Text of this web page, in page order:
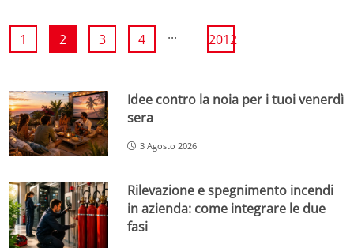
1 2 3 4 ... 2012
Idee contro la noia per i tuoi venerdì
sera
3 Agosto 2026
Rilevazione e spegnimento incendi
in azienda: come integrare le due
fasi